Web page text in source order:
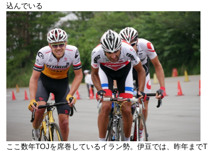
込んでいる
ここ数年TOJを席巻しているイラン勢。伊豆では、昨年までT